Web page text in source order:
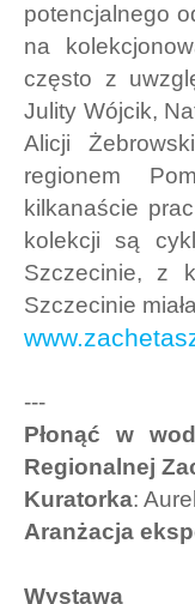
potencjalnego
na
często z
Julity Wójcik,
Alicji
regionem
kilkanaście
kolekcji są
Szczecinie, z
Szczecinie
---
Płonąć w
Regionalnej
Kuratorka:
Aranżacja
Wystawa